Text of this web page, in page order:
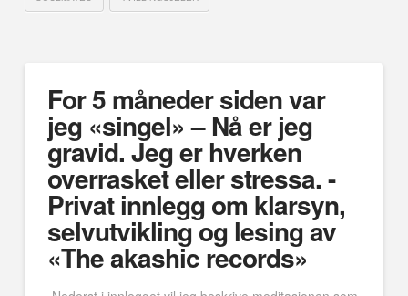
For 5 måneder siden var
jeg «singel» – Nå er jeg
gravid. Jeg er hverken
overrasket eller stressa. -
Privat innlegg om klarsyn,
selvutvikling og lesing av
«The akashic records»